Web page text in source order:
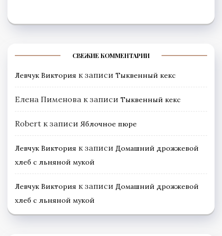
СВЕЖИЕ КОММЕНТАРИИ
Левчук Виктория к записи Тыквенный кекс
Елена Пименова к записи Тыквенный кекс
Robert к записи Яблочное пюре
Левчук Виктория к записи Домашний дрожжевой
хлеб с льняной мукой
Левчук Виктория к записи Домашний дрожжевой
хлеб с льняной мукой